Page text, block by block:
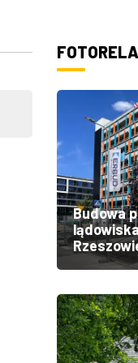
Budowa